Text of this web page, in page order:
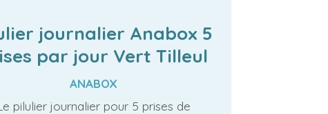
journalier Anabox 5
par jour Vert Tilleul
ANABOX
pilulier journalier pour 5 prises de